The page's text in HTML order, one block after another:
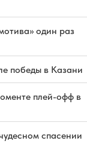
один раз
победы в Казани
плей-офф в
спасении